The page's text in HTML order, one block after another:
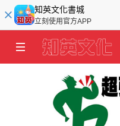
知英文化書城
立刻使用官方APP